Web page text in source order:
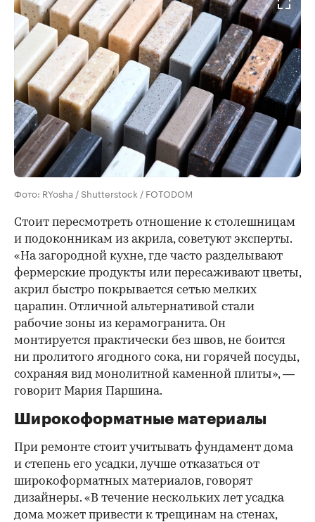
Фото: RYosha / Shutterstock / FOTODOM
Стоит пересмотреть отношение к столешницам
и подоконникам из акрила, советуют эксперты.
«На загородной кухне, где часто разделывают
фермерские продукты или пересаживают цветы,
акрил быстро покрывается сетью мелких
царапин. Отличной альтернативой стали
рабочие зоны из керамогранита. Он
монтируется практически без швов, не боится
ни пролитого ягодного сока, ни горячей посуды,
сохраняя вид монолитной каменной плиты», —
говорит Мария Паршина.
Широкоформатные материалы
При ремонте стоит учитывать фундамент дома
и степень его усадки, лучше отказаться от
широкоформатных материалов, говорят
дизайнеры. «В течение нескольких лет усадка
дома может привести к трещинам на стенах,